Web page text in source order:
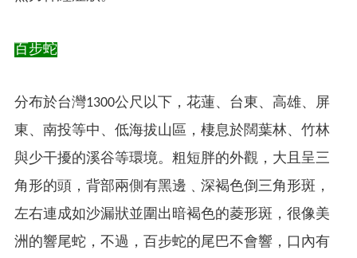
百步蛇
分布於台灣1300公尺以下，花蓮、台東、高雄、屏
東、南投等中、低海拔山區，棲息於闊葉林、竹林
與少干擾的溪谷等環境。粗短胖的外觀，大且呈三
角形的頭，背部兩側有黑邊﹑深褐色倒三角形斑，
左右連成如沙漏狀並圍出暗褐色的菱形斑，很像美
洲的響尾蛇，不過，百步蛇的尾巴不會響，口內有